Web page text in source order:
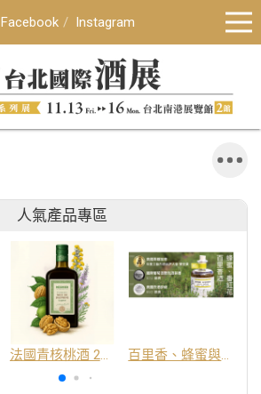
Facebook Instagram
人氣產品專區
法國青核桃酒 25% 百里香、蜂蜜與番紅花酒